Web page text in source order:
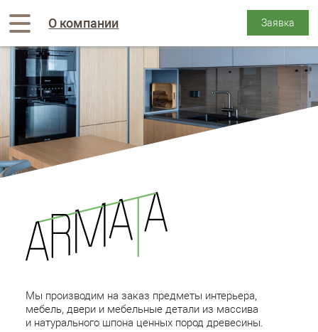
О компании
Мы производим на заказ предметы интерьера,
мебель, двери и мебельные детали из массива
и натурального шпона ценных пород древесины.